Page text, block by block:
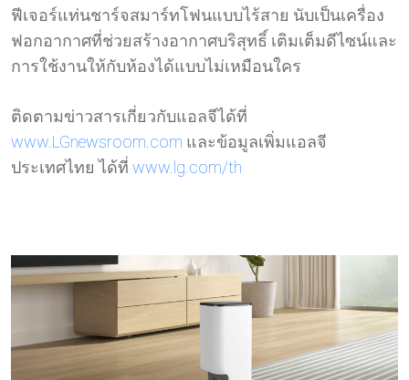
ฟีเจอร์แท่นชาร์จสมาร์ทโฟนแบบไร้สาย นับเป็นเครื่อง
ฟอกอากาศที่ช่วยสร้างอากาศบริสุทธิ์ เติมเต็มดีไซน์และ
การใช้งานให้กับห้องได้แบบไม่เหมือนใคร
ติดตามข่าวสารเกี่ยวกับแอลจีได้ที่
www.LGnewsroom.com และข้อมูลเพิ่มแอลจี
ประเทศไทย ได้ที่ www.lg.com/th